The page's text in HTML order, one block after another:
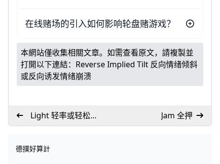
在线赌场的引入如何影响轮盘赌游戏？
本網站僅收集相關文章。如需查看原文，請複製並
打開以下連結： Reverse Implied Tilt 反向情绪倾斜
或反向诱发情绪崩溃
Light 轻率或轻松或
边缘
Jam 全押
德撲好算計